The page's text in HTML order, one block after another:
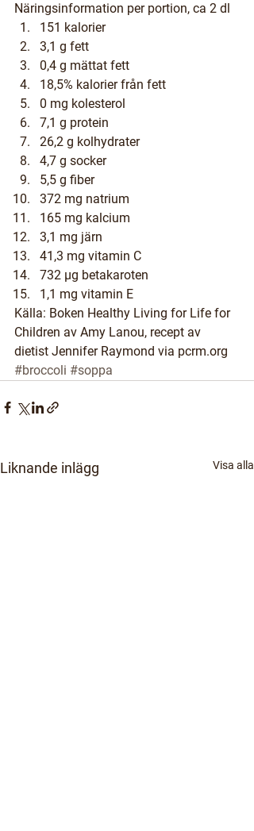
Näringsinformation per portion, ca 2 dl
151 kalorier
3,1 g fett
0,4 g mättat fett
18,5% kalorier från fett
0 mg kolesterol
7,1 g protein
26,2 g kolhydrater
4,7 g socker
5,5 g fiber
372 mg natrium
165 mg kalcium
3,1 mg järn
41,3 mg vitamin C
732 µg betakaroten
1,1 mg vitamin E
Källa: Boken Healthy Living for Life for
Children av Amy Lanou, recept av
dietist Jennifer Raymond via pcrm.org
#broccoli #soppa
Liknande inlägg Visa alla